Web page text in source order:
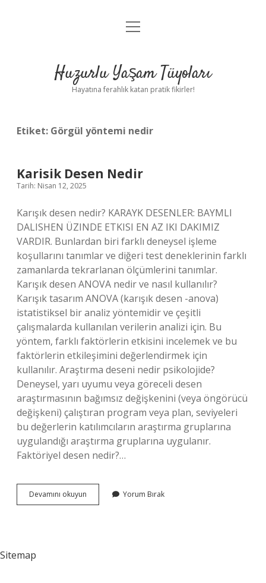
Anasayfa
Yasal Uyarı
menüyü
Huzurlu Yaşam Tüyoları
Hayatına ferahlık katan pratik fikirler!
Etiket: Görgül yöntemi nedir
Karisik Desen Nedir
Tarih: Nisan 12, 2025
Karışık desen nedir? KARAYK DESENLER: BAYMLI
DALISHEN ÜZINDE ETKISI EN AZ IKI DAKIMIZ
VARDIR. Bunlardan biri farklı deneysel işleme
koşullarını tanımlar ve diğeri test deneklerinin farklı
zamanlarda tekrarlanan ölçümlerini tanımlar.
Karışık desen ANOVA nedir ve nasıl kullanılır?
Karışık tasarım ANOVA (karışık desen -anova)
istatistiksel bir analiz yöntemidir ve çeşitli
çalışmalarda kullanılan verilerin analizi için. Bu
yöntem, farklı faktörlerin etkisini incelemek ve bu
faktörlerin etkileşimini değerlendirmek için
kullanılır. Araştırma deseni nedir psikolojide?
Deneysel, yarı uyumu veya göreceli desen
araştırmasının bağımsız değişkenini (veya öngörücü
değişkeni) çalıştıran program veya plan, seviyeleri
bu değerlerin katılımcıların araştırma gruplarına
uygulandığı araştırma gruplarına uygulanır.
Faktöriyel desen nedir?…
Devamını okuyun
Desen
Yorum Bırak
Sitemap